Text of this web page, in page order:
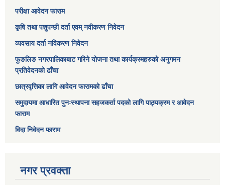
परीक्षा आवेदन फाराम
कृषि तथा पशुपन्छी दर्ता एवम् नवीकरण निवेदन
व्यवसाय दर्ता नविकरण निवेदन
फुङलिङ नगरपालिकाबाट गरिने योजना तथा कार्यक्रमहरुको अनुगमन
प्रतिवेदनको ढाँचा
छात्रवृत्तिका लागि आवेदन फारामको ढाँचा
समुदायमा आधारित पुनःस्थापना सहजकर्ता पदको लागि पाठ्यक्रम र आवेदन
फाराम
विदा निवेदन फाराम
नगर प्रवक्ता